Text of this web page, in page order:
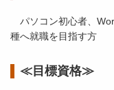
パソコン初心者、
種へ就職を目指す方
≪目標資格≫